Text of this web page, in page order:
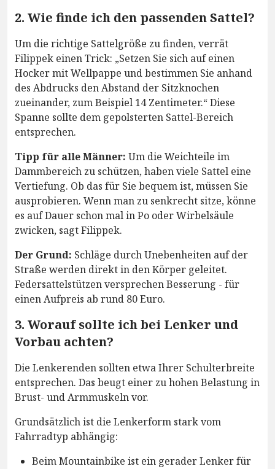
2. Wie finde ich den passenden Sattel?
Um die richtige Sattelgröße zu finden, verrät
Filippek einen Trick: „Setzen Sie sich auf einen
Hocker mit Wellpappe und bestimmen Sie anhand
des Abdrucks den Abstand der Sitzknochen
zueinander, zum Beispiel 14 Zentimeter.“ Diese
Spanne sollte dem gepolsterten Sattel-Bereich
entsprechen.
Tipp für alle Männer: Um die Weichteile im
Dammbereich zu schützen, haben viele Sattel eine
Vertiefung. Ob das für Sie bequem ist, müssen Sie
ausprobieren. Wenn man zu senkrecht sitze, könne
es auf Dauer schon mal in Po oder Wirbelsäule
zwicken, sagt Filippek.
Der Grund: Schläge durch Unebenheiten auf der
Straße werden direkt in den Körper geleitet.
Federsattelstützen versprechen Besserung - für
einen Aufpreis ab rund 80 Euro.
3. Worauf sollte ich bei Lenker und
Vorbau achten?
Die Lenkerenden sollten etwa Ihrer Schulterbreite
entsprechen. Das beugt einer zu hohen Belastung in
Brust- und Armmuskeln vor.
Grundsätzlich ist die Lenkerform stark vom
Fahrradtyp abhängig:
Beim Mountainbike ist ein gerader Lenker für